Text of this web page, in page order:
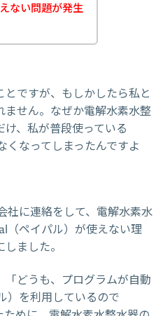
ない問題が発生
ですが、もしかしたら私と
ません。なぜか電解水素水整
、私が普段使っている
なってしまったんですよ
に連絡をして、電解水素水
（ペイパル）が使えない理
ました。
どうも、プログラムが自動
）を利用しているので